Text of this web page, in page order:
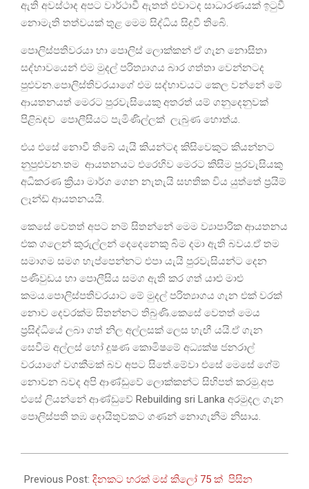
ඇති අවස්ථාද අපට වාර්ථාවී ඇතත් එවාටද සාධාරණයක් ඉටුවී
නොමැති තත්වයක් තුළ මෙම සිද්ධිය සිදුවී තිබෙි.
පොලිස්පතිවරයා හා පොලිස් ලොක්කන් ඒ ගැන නොසිතා
සද්භාවයෙන් එම මුදල් පරිත්‍යාගය බාර ගත්තා වෙන්නටද
පුළුවන.පොලිස්තිවරයාගේ එම සද්භාවයට කෙල වන්නේ මේ
ආයතනයත් මෙරට පුරවැසියෙකු අතරත් යම් ගනුදෙනුවක්
පිළිබඳව පොලීසියට පැමිණිල්ලක් ලැබුණ හොත්ය.
එය ⁣එසේ නොවී තිබේ යැයි කියන්ටද කිසිවෙකුට කියන්නට
නුපුළුවන.තම ආයතනයට එරෙහිව මෙරට කිසිම පුරවැසියකු
අධිකරණ ක්‍රියා මාර්ග ගෙන නැතැයි සහතික විය යුත්තේ ප්‍රයිම්
ලෑන්ඩ් ආයතනයයි.
කෙසේ වෙතත් අපට නම් සිතන්නේ මෙම ව්‍යාපාරික ආයතනය
එක ගලෙන් කුරුල්ලන් දෙදෙනෙකු බිම දමා ඇති බවය.ඒ තම
සමාගම සමග හැප්පෙන්නට එපා යැයි පුරවැසියන්ට දෙන
පණිවුඩය හා පොලීසිය සමග ඇති කර ගත් යාළු මාළු
කමය.පොලිස්පතිවරයාට මේ මුදල් පරිත්‍යාගය ගැන එක් වරක්
නොව දෙවරක්ම සිතන්නට තිබුණි.කෙසේ වෙතත් මෙය
ප්‍රසිද්ධියේ ලබා ගත් නිල අල්ලසක් ලෙස හැඟී යයි.ඒ ගැන
සෙවීම අල්ලස් හෝ දූෂණ කොමිෂමේ අධ්‍යක්ෂ ජනරාල්
වරයාගේ වගකීමක් බව අපට සි⁣තේ.මේවා එසේ මෙසේ ගේම්
නොවන බවද අපි ආණ්ඩු⁣වේ ලොක්කන්ට සිහිපත් කරමු.අප
එසේ ලියන්නේ ආණ්ඩුවේ Rebuilding sri Lanka අරමුදල ගැන
පොලිස්පති තඹ දොයිතුවකට ගණන් නොගැනීම නිසාය.
12-
Previous Post: දිනකට හරක් මස් කිලෝ 75 ක් පිසින